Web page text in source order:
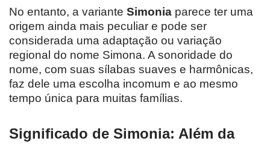
No entanto, a variante Simonia parece ter uma
origem ainda mais peculiar e pode ser
considerada uma adaptação ou variação
regional do nome Simona. A sonoridade do
nome, com suas sílabas suaves e harmônicas,
faz dele uma escolha incomum e ao mesmo
tempo única para muitas famílias.
Significado de Simonia: Além da